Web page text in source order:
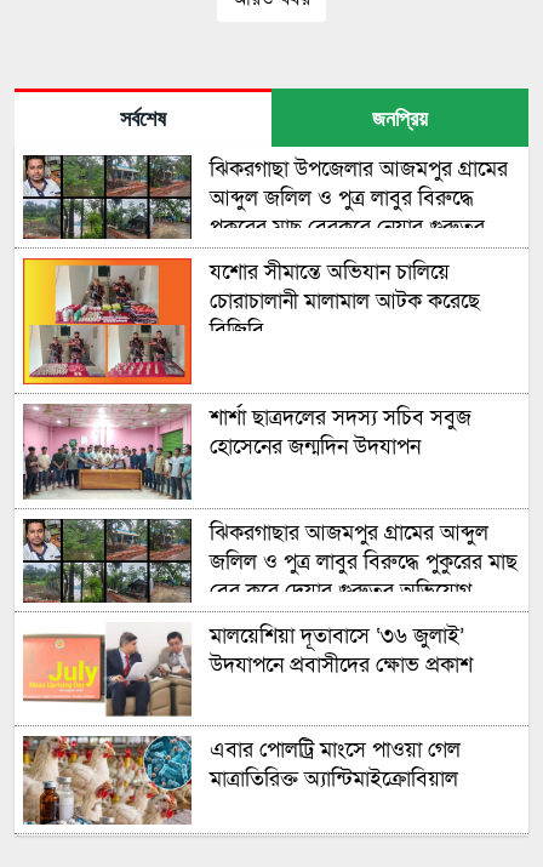
সর্বশেষ জনপ্রিয়
ঝিকরগাছা উপজেলার আজমপুর গ্রামের
আব্দুল জলিল ও পুত্র লাবুর বিরুদ্ধে
পুকুরের মাছ বেরকরে নেয়ার গুরুতর
অভিযোগ উঠেছে
যশোর সীমান্তে অভিযান চালিয়ে
চোরাচালানী মালামাল আটক করেছে
বিজিবি
শার্শা ছাত্রদলের সদস্য সচিব সবুজ
হোসেনের জন্মদিন উদযাপন
ঝিকরগাছার আজমপুর গ্রামের আব্দুল
জলিল ও পুত্র লাবুর বিরুদ্ধে পুকুরের মাছ
বের করে দেয়ার গুরুতর অভিযোগ
উঠেছে
মালয়েশিয়া দূতাবাসে ‘৩৬ জুলাই’
উদযাপনে প্রবাসীদের ক্ষোভ প্রকাশ
এবার পোলট্রি মাংসে পাওয়া গেল
মাত্রাতিরিক্ত অ্যান্টিমাইক্রোবিয়াল